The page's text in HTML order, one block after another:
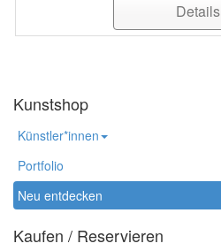
Details
Kunstshop
Künstler*innen
Portfolio
Neu entdecken
Kaufen / Reservieren